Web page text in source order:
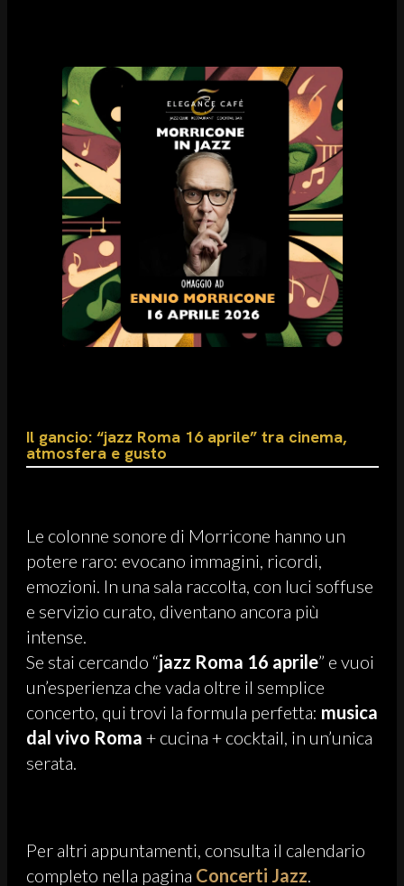
Il gancio: “jazz Roma 16 aprile” tra cinema,
atmosfera e gusto
Le colonne sonore di Morricone hanno un
potere raro: evocano immagini, ricordi,
emozioni. In una sala raccolta, con luci soffuse
e servizio curato, diventano ancora più
intense.
Se stai cercando “jazz Roma 16 aprile” e vuoi
un’esperienza che vada oltre il semplice
concerto, qui trovi la formula perfetta: musica
dal vivo Roma + cucina + cocktail, in un’unica
serata.
Per altri appuntamenti, consulta il calendario
completo nella pagina Concerti Jazz